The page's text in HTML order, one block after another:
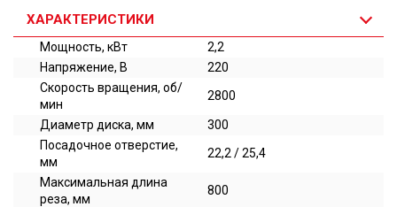
ХАРАКТЕРИСТИКИ
Мощность, кВт
2,2
Напряжение, В
220
Скорость вращения, об/
мин
2800
Диаметр диска, мм
300
Посадочное отверстие,
мм
22,2 / 25,4
Максимальная длина
реза, мм
800